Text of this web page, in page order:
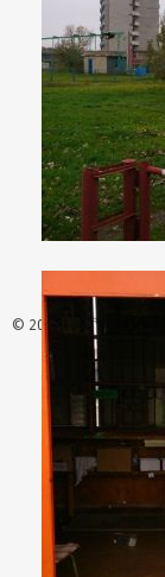
© 2026 - АН "Жилье"